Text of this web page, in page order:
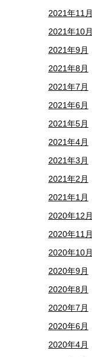
2021年11月
2021年10月
2021年9月
2021年8月
2021年7月
2021年6月
2021年5月
2021年4月
2021年3月
2021年2月
2021年1月
2020年12月
2020年11月
2020年10月
2020年9月
2020年8月
2020年7月
2020年6月
2020年4月